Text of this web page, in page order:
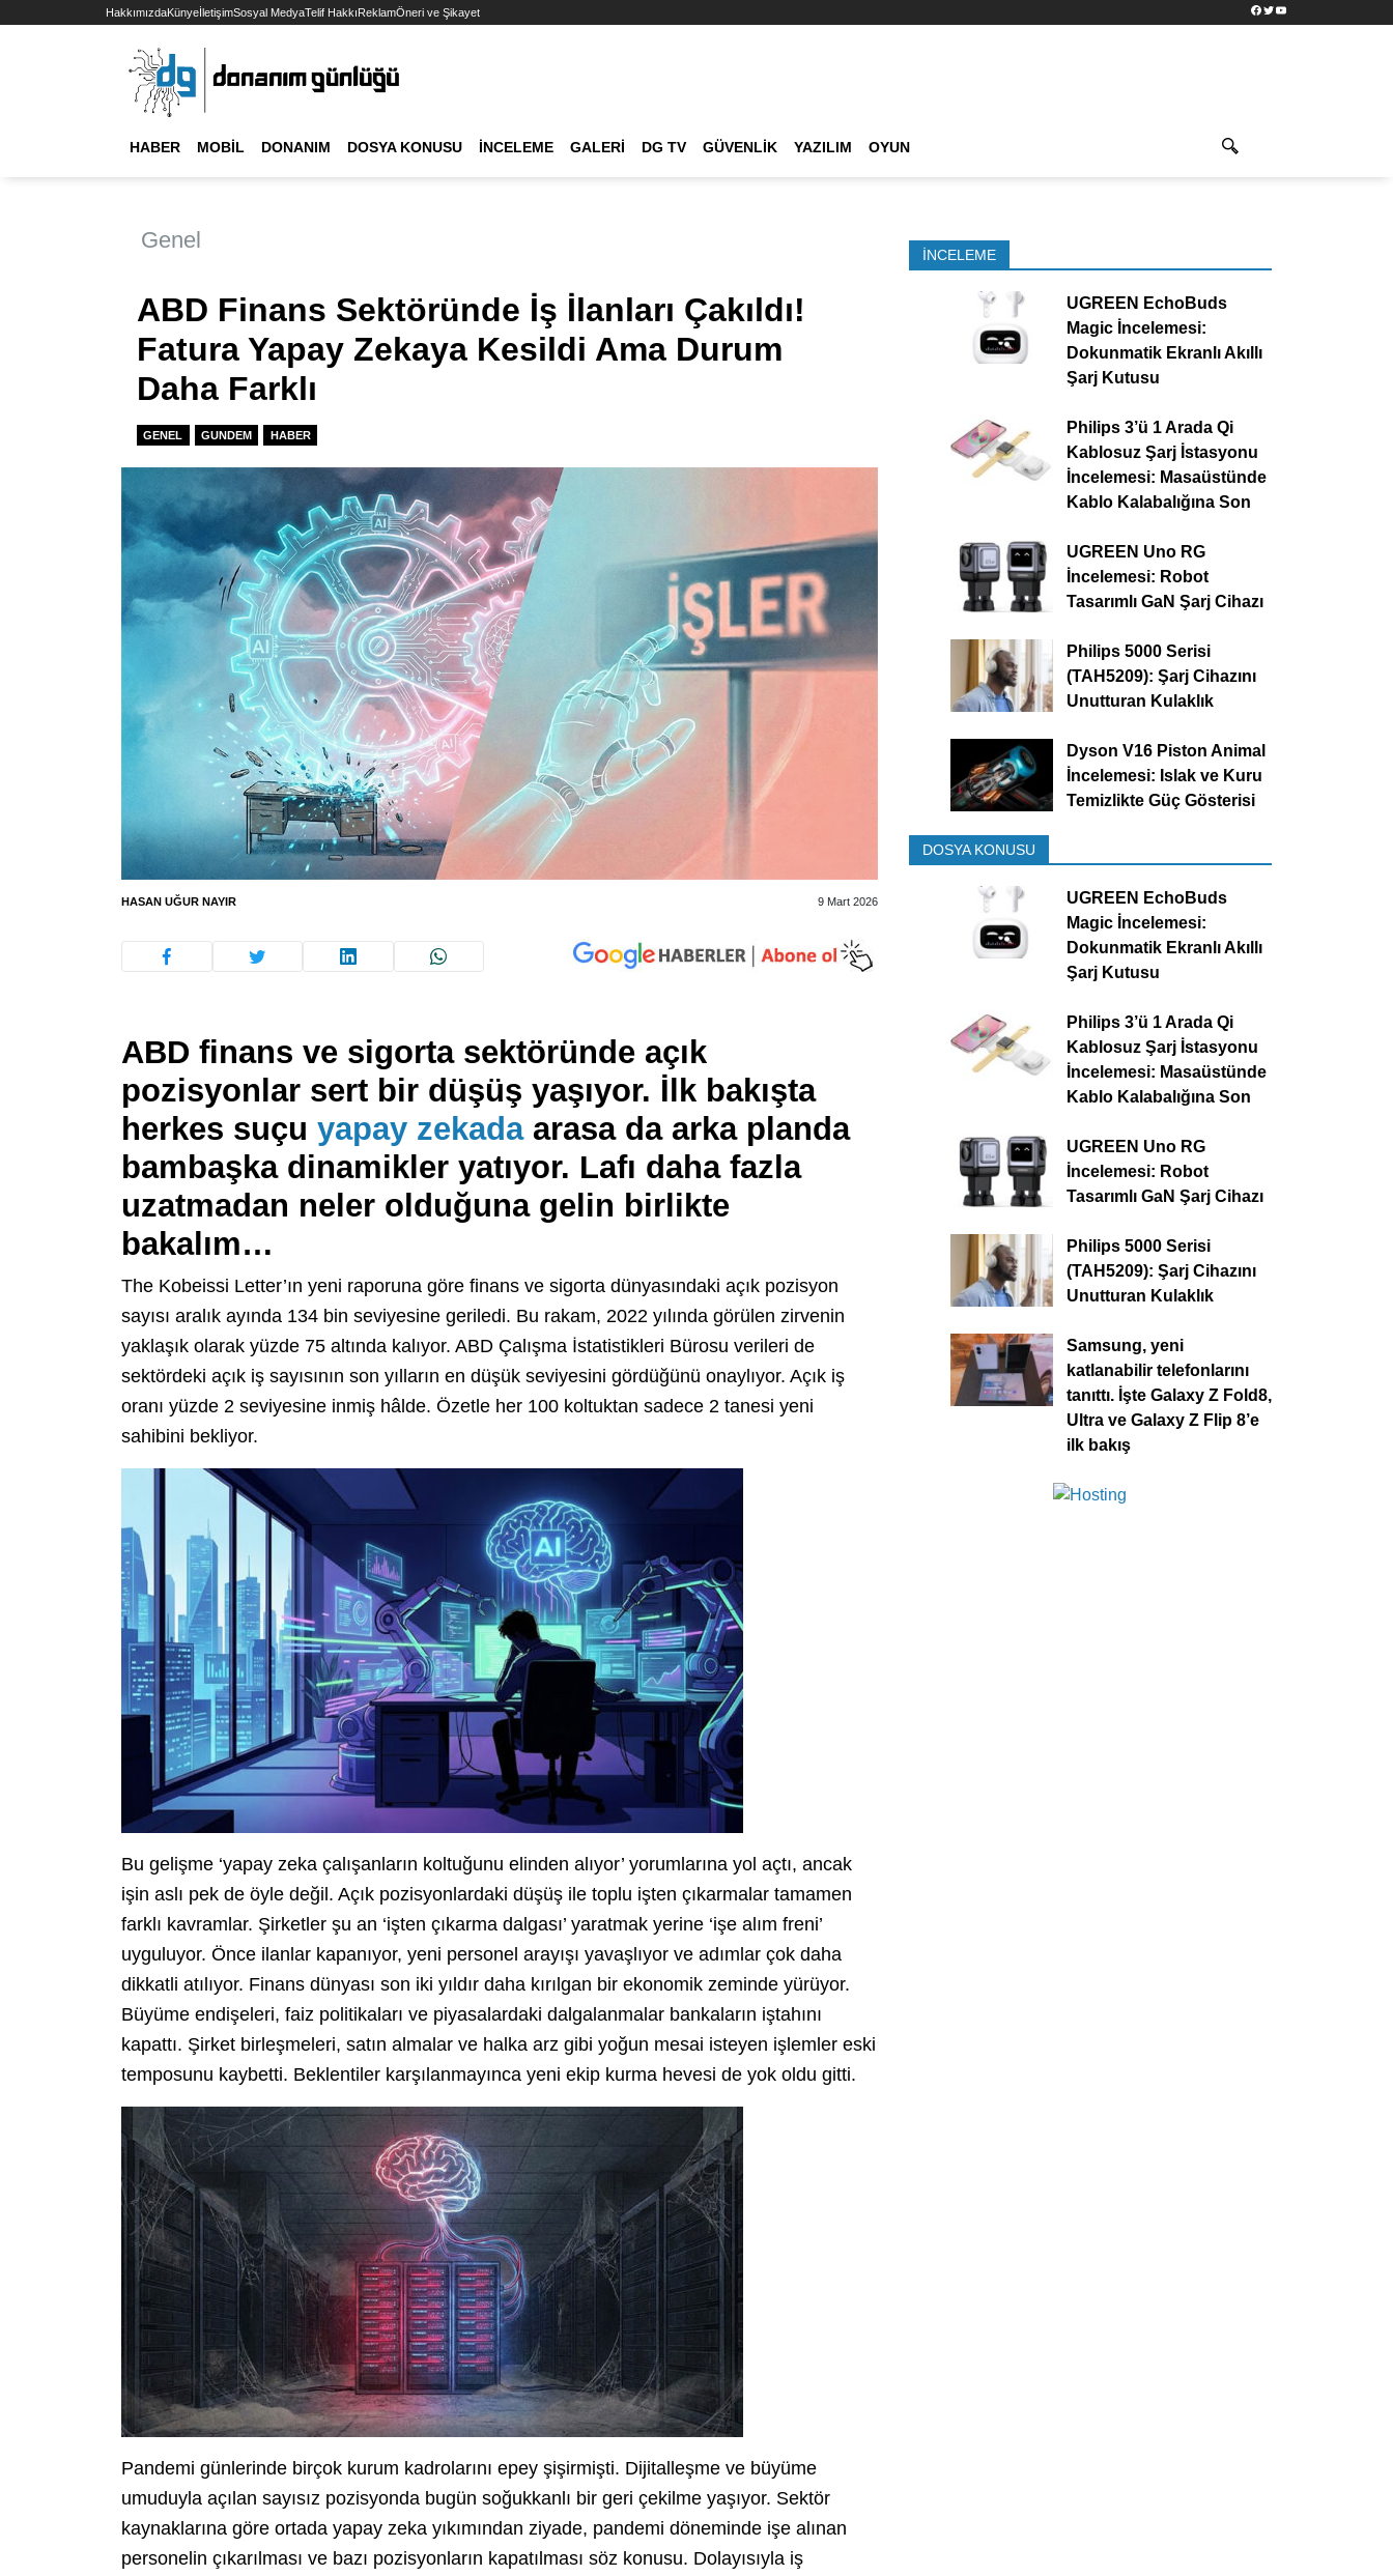
HakkımızdaKünyeİletişimSosyal MedyaTelif HakkıReklamÖneri ve Şikayet Facebook
TwitterYouTube
HABER MOBIL DONANIM DOSYA KONUSU İNCELEME GALERI DG TV GÜVENLIK YAZILIM OYUN
Genel
ABD Finans Sektöründe İş İlanları Çakıldı!
Fatura Yapay Zekaya Kesildi Ama Durum
Daha Farklı
GENEL GUNDEM HABER
HASAN UĞUR NAYIR 9 Mart 2026
ABD finans ve sigorta sektöründe açık
pozisyonlar sert bir düşüş yaşıyor. İlk bakışta
herkes suçu yapay zekadaarasa da arka planda
bambaşka dinamikler yatıyor. Lafı daha fazla
uzatmadan neler olduğuna gelin birlikte
bakalım…
The Kobeissi Letter’ın yeni raporuna göre finans ve sigorta dünyasındaki açık pozisyon
sayısı aralık ayında 134 bin seviyesine geriledi. Bu rakam, 2022 yılında görülen zirvenin
yaklaşık olarak yüzde 75 altında kalıyor. ABD Çalışma İstatistikleri Bürosu verileri de
sektördeki açık iş sayısının son yılların en düşük seviyesini gördüğünü onaylıyor. Açık iş
oranı yüzde 2 seviyesine inmiş hâlde. Özetle her 100 koltuktan sadece 2 tanesi yeni
sahibini bekliyor.
Bu gelişme ‘yapay zeka çalışanların koltuğunu elinden alıyor’ yorumlarına yol açtı, ancak
işin aslı pek de öyle değil. Açık pozisyonlardaki düşüş ile toplu işten çıkarmalar tamamen
farklı kavramlar. Şirketler şu an ‘işten çıkarma dalgası’ yaratmak yerine ‘işe alım freni’
uyguluyor. Önce ilanlar kapanıyor, yeni personel arayışı yavaşlıyor ve adımlar çok daha
dikkatli atılıyor. Finans dünyası son iki yıldır daha kırılgan bir ekonomik zeminde yürüyor.
Büyüme endişeleri, faiz politikaları ve piyasalardaki dalgalanmalar bankaların iştahını
kapattı. Şirket birleşmeleri, satın almalar ve halka arz gibi yoğun mesai isteyen işlemler eski
temposunu kaybetti. Beklentiler karşılanmayınca yeni ekip kurma hevesi de yok oldu gitti.
Pandemi günlerinde birçok kurum kadrolarını epey şişirmişti. Dijitalleşme ve büyüme
umuduyla açılan sayısız pozisyonda bugün soğukkanlı bir geri çekilme yaşıyor. Sektör
kaynaklarına göre ortada yapay zeka yıkımından ziyade, pandemi döneminde işe alınan
personelin çıkarılması ve bazı pozisyonların kapatılması söz konusu. Dolayısıyla iş
İNCELEME
UGREEN EchoBuds
Magic İncelemesi:
Dokunmatik Ekranlı Akıllı
Şarj Kutusu
Philips 3’ü 1 Arada Qi
Kablosuz Şarj İstasyonu
İncelemesi: Masaüstünde
Kablo Kalabalığına Son
UGREEN Uno RG
İncelemesi: Robot
Tasarımlı GaN Şarj Cihazı
Philips 5000 Serisi
(TAH5209): Şarj Cihazını
Unutturan Kulaklık
Dyson V16 Piston Animal
İncelemesi: Islak ve Kuru
Temizlikte Güç Gösterisi
DOSYA KONUSU
UGREEN EchoBuds
Magic İncelemesi:
Dokunmatik Ekranlı Akıllı
Şarj Kutusu
Philips 3’ü 1 Arada Qi
Kablosuz Şarj İstasyonu
İncelemesi: Masaüstünde
Kablo Kalabalığına Son
UGREEN Uno RG
İncelemesi: Robot
Tasarımlı GaN Şarj Cihazı
Philips 5000 Serisi
(TAH5209): Şarj Cihazını
Unutturan Kulaklık
Samsung, yeni
katlanabilir telefonlarını
tanıttı. İşte Galaxy Z Fold8,
Ultra ve Galaxy Z Flip 8’e
ilk bakış